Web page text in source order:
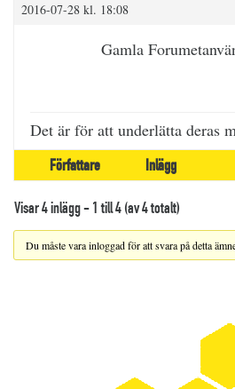
2016-07-28 kl. 18:08
Gamla
Det är för att underlätta deras
Författare Inlägg
Visar 4 inlägg - 1 till 4 (av 4 totalt)
Du måste vara inloggad för att svara på detta